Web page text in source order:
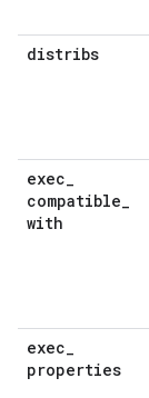
distribs
exec_
compatible_
with
exec_
properties